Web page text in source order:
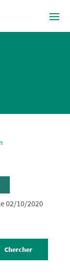
02/10/2020